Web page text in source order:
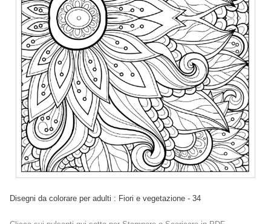
Disegni da colorare per adulti : Fiori e vegetazione - 34